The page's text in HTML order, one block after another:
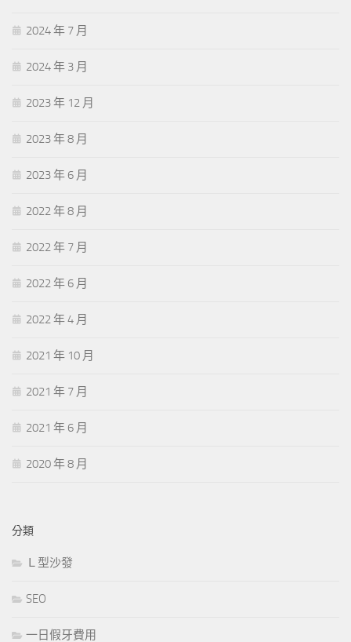
2024 年 7 月
2024 年 3 月
2023 年 12 月
2023 年 8 月
2023 年 6 月
2022 年 8 月
2022 年 7 月
2022 年 6 月
2022 年 4 月
2021 年 10 月
2021 年 7 月
2021 年 6 月
2020 年 8 月
分類
Ｌ型沙發
SEO
一日假牙費用